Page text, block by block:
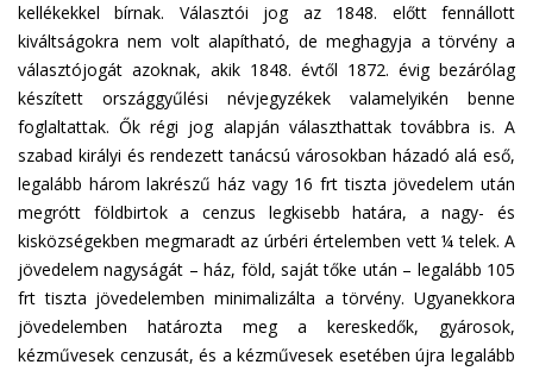
kellékekkel bírnak. Választói jog az 1848. előtt fennállott
kiváltságokra nem volt alapítható, de meghagyja a törvény a
választójogát azoknak, akik 1848. évtől 1872. évig bezárólag
készített országgyűlési névjegyzékek valamelyikén benne
foglaltattak. Ők régi jog alapján választhattak továbbra is. A
szabad királyi és rendezett tanácsú városokban házadó alá eső,
legalább három lakrészű ház vagy 16 frt tiszta jövedelem után
megrótt földbirtok a cenzus legkisebb határa, a nagy- és
kisközségekben megmaradt az úrbéri értelemben vett ¼ telek. A
jövedelem nagyságát – ház, föld, saját tőke után – legalább 105
frt tiszta jövedelemben minimalizálta a törvény. Ugyanekkora
jövedelemben határozta meg a kereskedők, gyárosok,
kézművesek cenzusát, és a kézművesek esetében újra legalább